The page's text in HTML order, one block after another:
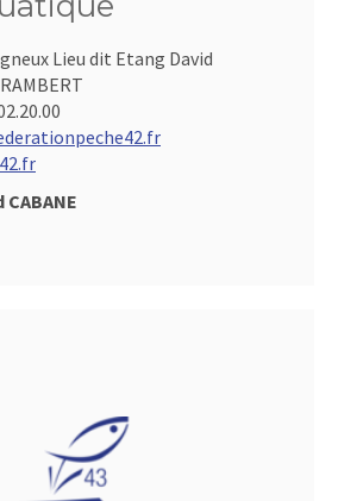
Lieu dit Etang David